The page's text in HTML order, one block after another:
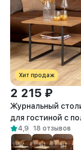
Хит продаж
2 215 ₽
Журнальный
для гостиной с
лофт Киву
4,9 18 отзывов